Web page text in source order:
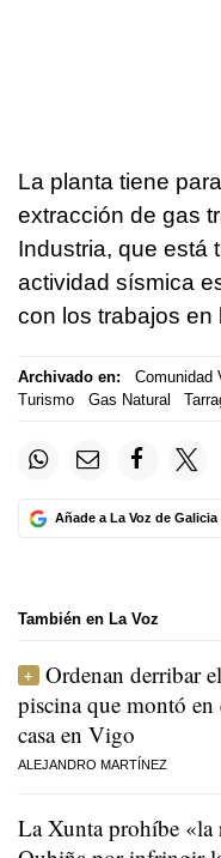
La planta tiene
extracción de gas
Industria, que está
actividad sísmica
con los trabajos en
Archivado en: Comunidad
Turismo
Gas Natural
Añade a La Voz de
También en La Voz
Ordenan derribar
piscina que montó
casa en Vigo
ALEJANDRO MARTÍNEZ
La Xunta prohíbe «la